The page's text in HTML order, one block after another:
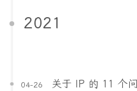
2021
04-26 关于 IP 的 11 个